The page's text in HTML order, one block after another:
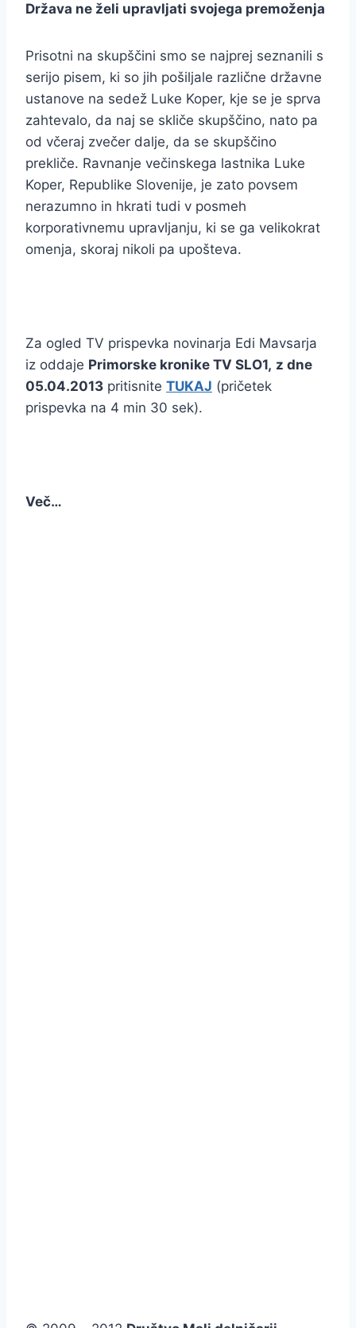
Država ne želi upravljati svojega premoženja
Prisotni na skupščini smo se najprej seznanili s
serijo pisem, ki so jih pošiljale različne državne
ustanove na sedež Luke Koper, kje se je sprva
zahtevalo, da naj se skliče skupščino, nato pa
od včeraj zvečer dalje, da se skupščino
prekliče. Ravnanje večinskega lastnika Luke
Koper, Republike Slovenije, je zato povsem
nerazumno in hkrati tudi v posmeh
korporativnemu upravljanju, ki se ga velikokrat
omenja, skoraj nikoli pa upošteva.
Za ogled TV prispevka novinarja Edi Mavsarja
iz oddaje Primorske kronike TV SLO1, z dne
05.04.2013 pritisnite TUKAJ (pričetek
prispevka na 4 min 30 sek).
Več…